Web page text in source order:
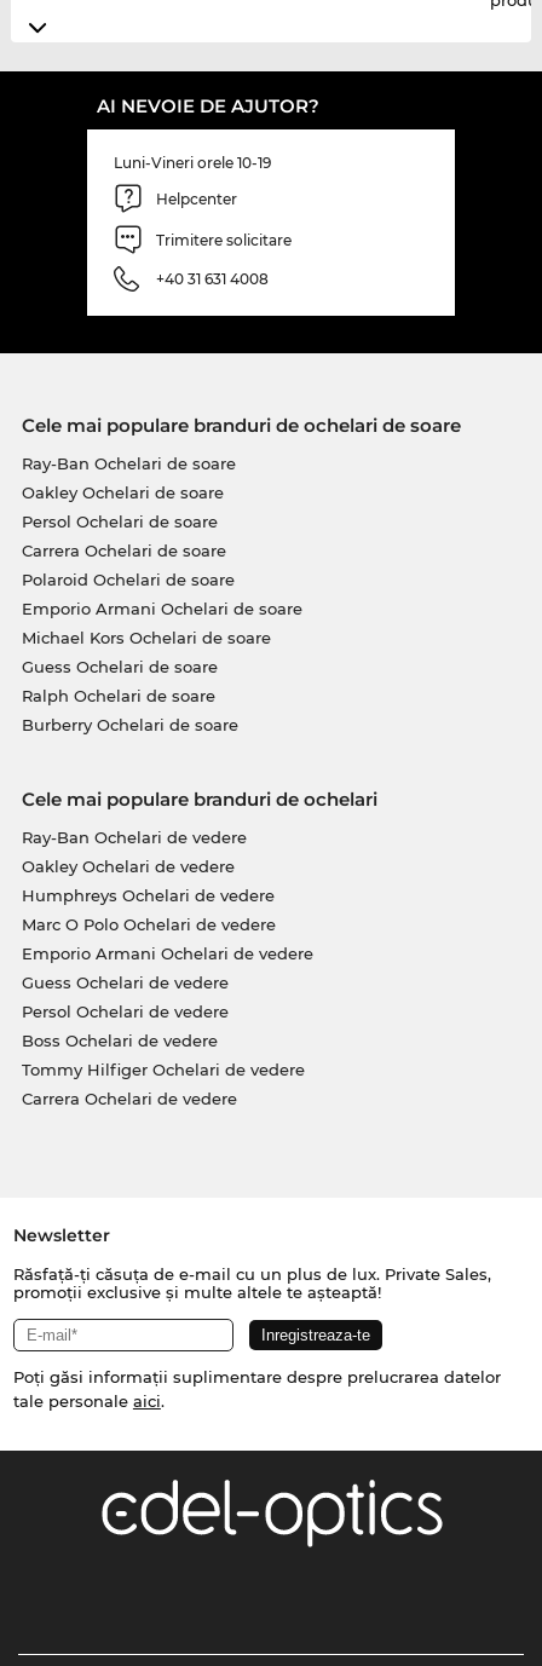
AI NEVOIE DE AJUTOR?
Luni-Vineri orele 10-19
Helpcenter
Trimitere solicitare
+40 31 631 4008
Cele mai populare branduri de ochelari de soare
Ray-Ban Ochelari de soare
Oakley Ochelari de soare
Persol Ochelari de soare
Carrera Ochelari de soare
Polaroid Ochelari de soare
Emporio Armani Ochelari de soare
Michael Kors Ochelari de soare
Guess Ochelari de soare
Ralph Ochelari de soare
Burberry Ochelari de soare
Cele mai populare branduri de ochelari
Ray-Ban Ochelari de vedere
Oakley Ochelari de vedere
Humphreys Ochelari de vedere
Marc O Polo Ochelari de vedere
Emporio Armani Ochelari de vedere
Guess Ochelari de vedere
Persol Ochelari de vedere
Boss Ochelari de vedere
Tommy Hilfiger Ochelari de vedere
Carrera Ochelari de vedere
Newsletter
Răsfață-ți căsuța de e-mail cu un plus de lux. Private Sales,
promoții exclusive și multe altele te așteaptă!
Poți găsi informații suplimentare despre prelucrarea datelor
tale personale aici.